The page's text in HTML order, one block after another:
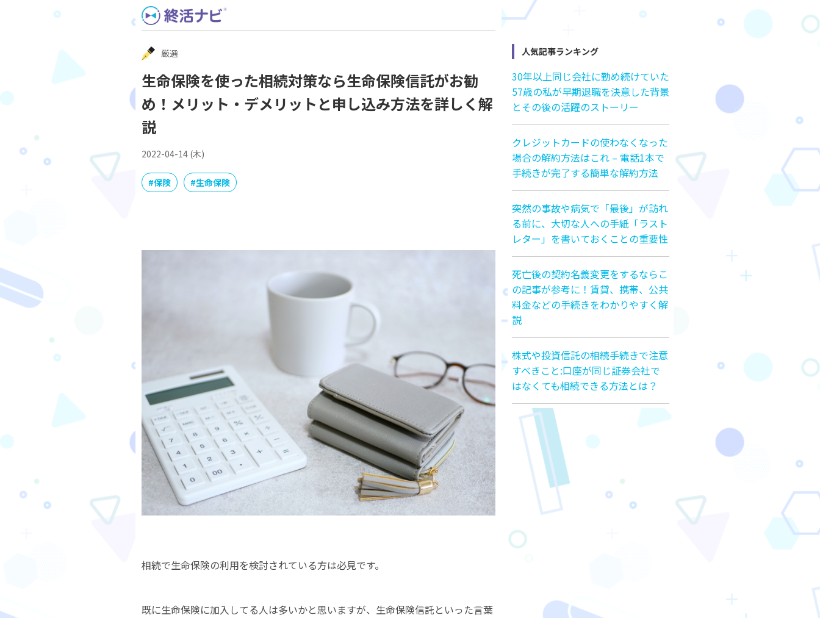
Skip
to
content
厳選
生命保険を使った相続対策なら生命保険信託がお勧
め！メリット・デメリットと申し込み方法を詳しく解
説
2022-04-14 (木)
#保険 #生命保険
相続で生命保険の利用を検討されている方は必見です。
既に生命保険に加入してる人は多いかと思いますが、生命保険信託といった言葉
人気記事ランキング
30年以上同じ会社に勤め続けていた
57歳の私が早期退職を決意した背景
とその後の活躍のストーリー
クレジットカードの使わなくなった
場合の解約方法はこれ – 電話1本で
手続きが完了する簡単な解約方法
突然の事故や病気で「最後」が訪れ
る前に、大切な人への手紙「ラスト
レター」を書いておくことの重要性
死亡後の契約名義変更をするならこ
の記事が参考に！賃貸、携帯、公共
料金などの手続きをわかりやすく解
説
株式や投資信託の相続手続きで注意
すべきこと:口座が同じ証券会社で
はなくても相続できる方法とは？